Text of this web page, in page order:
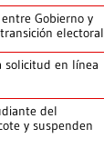
Gobierno y
electoral
solicitud en línea
del
y suspenden